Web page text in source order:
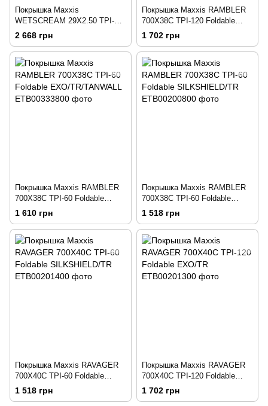
Покрышка Maxxis
WETSCREAM 29X2.50 TPI-
60X2 Foldable 3CG/DH/TR
2 668 грн
Покрышка Maxxis RAMBLER
700X38C TPI-120 Foldable
EXO/TR
1 702 грн
Покрышка Maxxis RAMBLER
700X38C TPI-60 Foldable
EXO/TR/TANWALL
1 610 грн
Покрышка Maxxis RAMBLER
700X38C TPI-60 Foldable
SILKSHIELD/TR
1 518 грн
Покрышка Maxxis RAVAGER
700X40C TPI-60 Foldable
SILKSHIELD/TR
1 518 грн
Покрышка Maxxis RAVAGER
700X40C TPI-120 Foldable
EXO/TR
1 702 грн